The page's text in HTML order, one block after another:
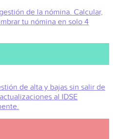
de la nómina. Calcular,
tu nómina en solo 4
de alta y bajas sin salir de
al IDSE